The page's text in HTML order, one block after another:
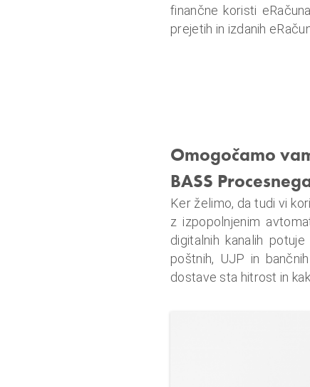
finančne koristi
prejetih in izdanih
Omogočamo
BASS
Ker želimo, da tudi vi
z izpopolnjenim
digitalnih kanalih
poštnih, UJP in
dostave sta hitrost in